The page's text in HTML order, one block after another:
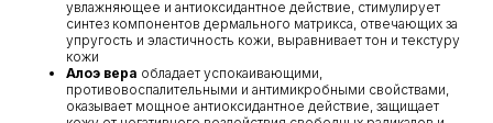
увлажняющее и антиоксидантное действие, стимулирует
синтез компонентов дермального матрикса, отвечающих за
упругость и эластичность кожи, выравнивает тон и текстуру
кожи
Алоэ вера обладает успокаивающими,
противовоспалительными и антимикробными свойствами,
оказывает мощное антиоксидантное действие, защищает